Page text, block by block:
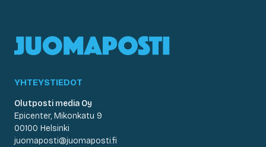
YHTEYSTIEDOT
Olutposti media Oy
Epicenter, Mikonkatu 9
00100 Helsinki
juomaposti@juomaposti.fi